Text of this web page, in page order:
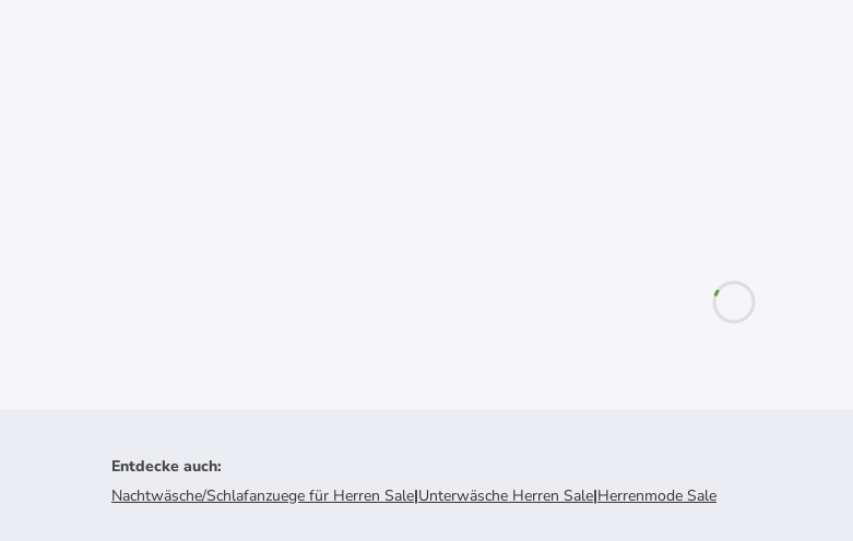
Entdecke auch:
Nachtwäsche/Schlafanzuege für Herren Sale|Unterwäsche Herren Sale|Herrenmode Sale